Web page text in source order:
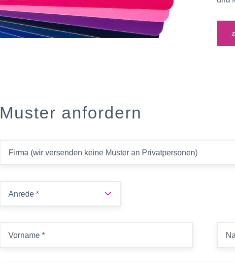
Muster anfordern
Firma (wir versenden keine Muster an Privatpersonen)
Anrede *
Vorname *